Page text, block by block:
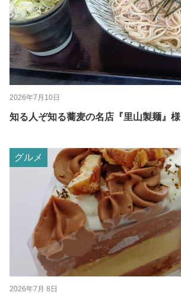
2026年7月10日
知る人ぞ知る蕎麦の名店『里山製麺』様
グルメ
2026年7月 8日